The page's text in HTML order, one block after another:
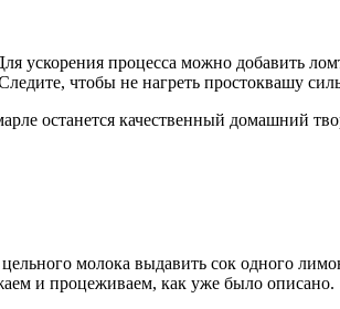
ускорения процесса можно добавить
чтобы не нагреть простоквашу
останется качественный домашний
молока выдавить сок одного
и процеживаем, как уже было описано.